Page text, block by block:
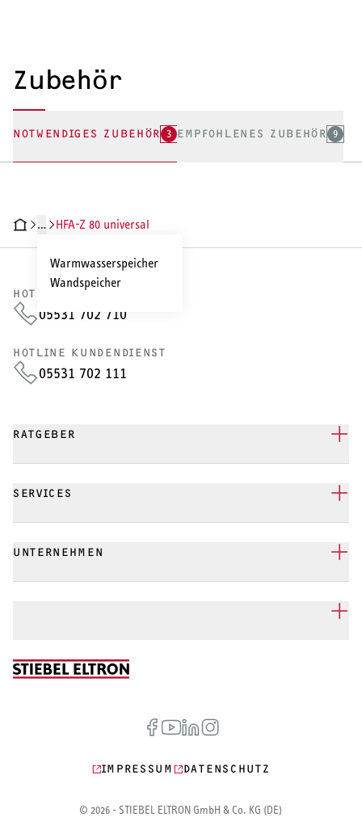
Zubehör
NOTWENDIGES ZUBEHÖR 3 EMPFOHLENES ZUBEHÖR 9
DATENDOKUMENTE
…
Warmwasserspeicher
Wandspeicher
HFA-Z 80 universal
HOTLINE VERTRIEB
05531 702 710
HOTLINE KUNDENDIENST
05531 702 111
RATGEBER
SERVICES
UNTERNEHMEN
IMPRESSUM DATENSCHUTZ
© 2026 - STIEBEL ELTRON GmbH & Co. KG (DE)